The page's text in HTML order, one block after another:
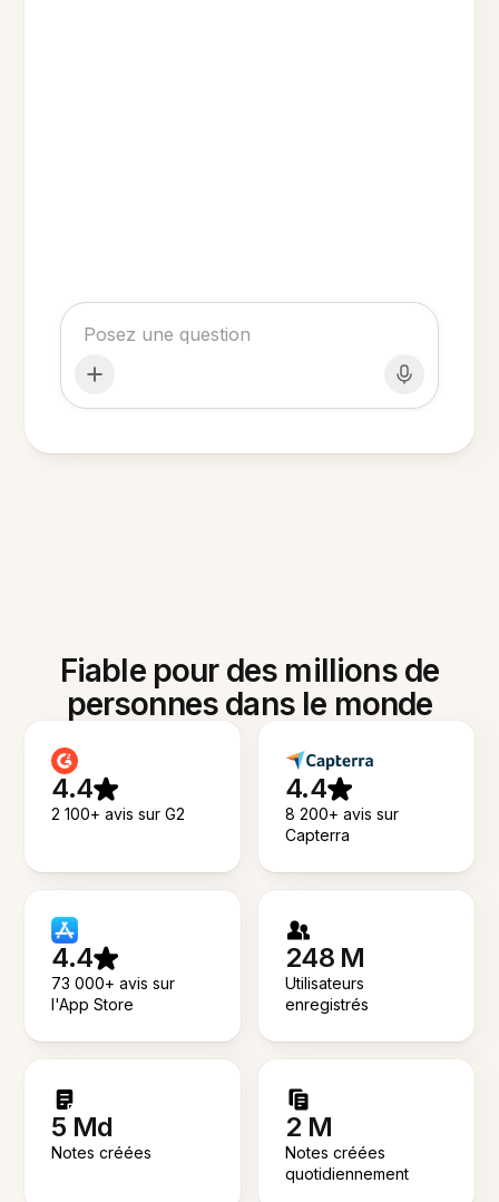
Fiable pour des millions de
personnes dans le monde
4.4
2 100+ avis sur G2
4.4
8 200+ avis sur
Capterra
4.4
73 000+ avis sur
l'App Store
248 M
Utilisateurs
enregistrés
5 Md
Notes créées
2 M
Notes créées
quotidiennement